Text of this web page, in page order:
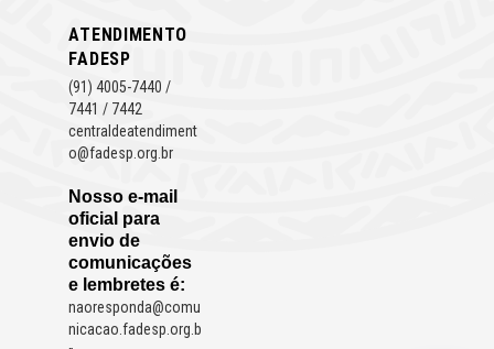
ATENDIMENTO
FADESP
(91) 4005-7440 /
7441 / 7442
centraldeatendiment
o@fadesp.org.br
Nosso e-mail
oficial para
envio de
comunicações
e lembretes é:
naoresponda@comu
nicacao.fadesp.org.b